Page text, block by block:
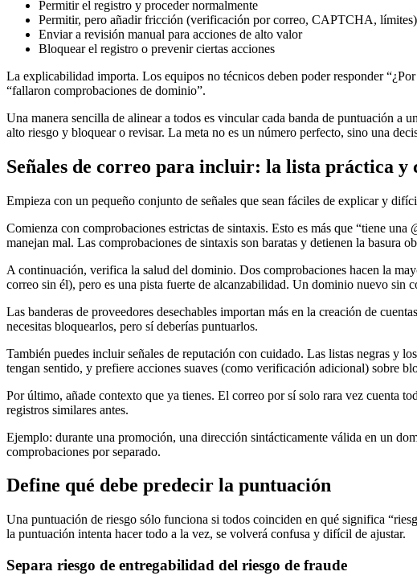
Permitir el registro y proceder normalmente
Permitir, pero añadir fricción (verificación por correo, CAPTCHA, límites)
Enviar a revisión manual para acciones de alto valor
Bloquear el registro o prevenir ciertas acciones
La explicabilidad importa. Los equipos no técnicos deben poder responder
“fallaron comprobaciones de dominio”.
Una manera sencilla de alinear a todos es vincular cada banda de puntuación
alto riesgo y bloquear o revisar. La meta no es un número perfecto, sino una
Señales de correo para incluir: la lista práctica y
Empieza con un pequeño conjunto de señales que sean fáciles de explicar y
Comienza con comprobaciones estrictas de sintaxis. Esto es más que “tiene
manejan mal. Las comprobaciones de sintaxis son baratas y detienen la basura
A continuación, verifica la salud del dominio. Dos comprobaciones hacen la
correo sin él), pero es una pista fuerte de alcanzabilidad. Un dominio nuevo sin
Las banderas de proveedores desechables importan más en la creación de
necesitas bloquearlos, pero sí deberías puntuarlos.
También puedes incluir señales de reputación con cuidado. Las listas negras y
tengan sentido, y prefiere acciones suaves (como verificación adicional) sobre
Por último, añade contexto que ya tienes. El correo por sí solo rara vez cuenta
registros similares antes.
Ejemplo: durante una promoción, una dirección sintácticamente válida en un
comprobaciones por separado.
Define qué debe predecir la puntuación
Una puntuación de riesgo sólo funciona si todos coinciden en qué significa
la puntuación intenta hacer todo a la vez, se volverá confusa y difícil de ajustar.
Separa riesgo de entregabilidad del riesgo de fraude